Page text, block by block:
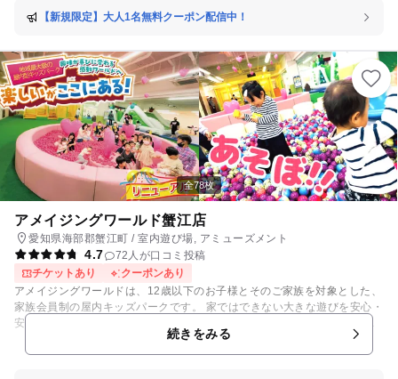
ジチェアで日頃の疲れを取ったり、お茶をしたりと、大人も楽しめる空間
速クーポンをチェックして、ファンタジーキッズリゾート ヨシヅヤ 豊山
テラス 名古屋北店へ遊びにいこう♪
【新規限定】大人1名無料クーポン配信中！
全78枚
アメイジングワールド蟹江店
愛知県海部郡蟹江町 / 室内遊び場, アミューズメント
4.7
72人が口コミ投稿
チケットあり
クーポンあり
アメイジングワールドは、12歳以下のお子様とそのご家族を対象とした、
家族会員制の屋内キッズパークです。 家ではできない大きな遊びを安心・
安全にご家族みんなで楽しめる屋内 型遊戯施設。 「あたま」「こころ」
「からだ」をはぐくむ遊具がいっぱいです。 思いっきり飛び跳ねて遊べる
オリジナルふわふわや 映像と人が繰り広げる大型絵本劇場、 ごっこ遊び
続きをみる